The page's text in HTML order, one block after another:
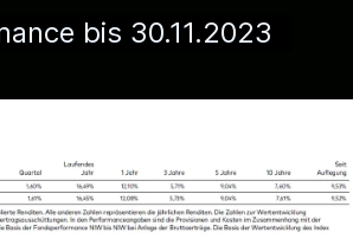
bis 30.11.2023